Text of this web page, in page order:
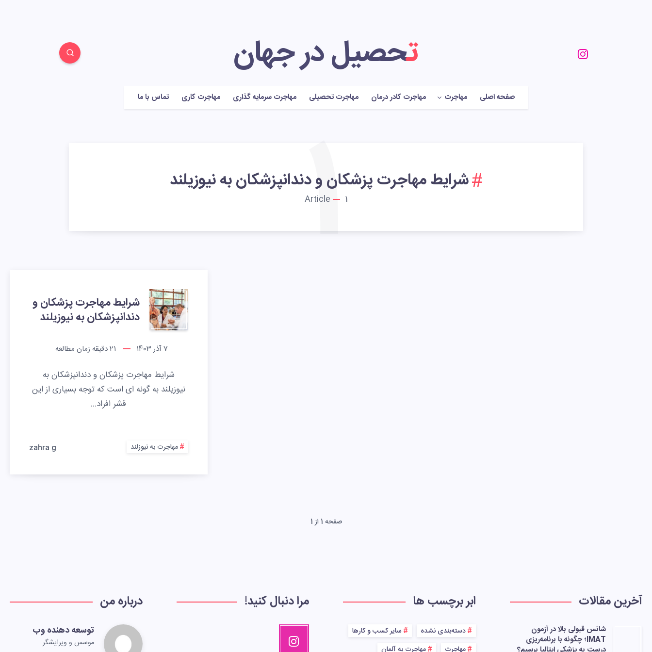
تحصیل در جهان
صفحه اصلی مهاجرت مهاجرت کادر درمان مهاجرت تحصیلی مهاجرت سرمایه گذاری مهاجرت کاری تماس با ما
شرایط مهاجرت پزشکان و دندانپزشکان به نیوزیلند
1
1
شرایط مهاجرت پزشکان و
دندانپزشکان به نیوزیلند
7 آذر 1403 21دقیقه زمان مطالعه
شرایط مهاجرت پزشکان و دندانپزشکان به
نیوزیلند به گونه ای است که توجه بسیاری از این
قشر افراد…
مهاجرت به نیوزلند zahra g
صفحه 1 از 1
آخرین مقالات
شانس قبولی بالا در آزمون
IMAT؛ چگونه با برنامه‌ریزی
ابر برچسب ها
دسته‌بندی نشده
سایر کسب و کارها
مهاجرت
مهاجرت به آلمان
مرا دنبال کنید! درباره من
توسعه دهنده وب
موسس و ویرایشگر